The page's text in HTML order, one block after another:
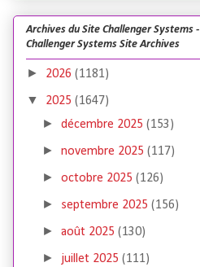
Archives du Site Challenger Systems -
Challenger Systems Site Archives
► 2026 (1181)
▼ 2025 (1647)
►décembre 2025(153)
►novembre 2025(117)
►octobre 2025(126)
► septembre 2025(156)
►août 2025(130)
► juillet 2025(111)